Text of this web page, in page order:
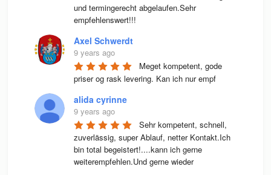
und termingerecht abgelaufen.Sehr
empfehlenswert!!!
Axel Schwerdt
9 years ago
Meget kompetent, gode
priser og rask levering. Kan ich nur empf
alida cyrinne
9 years ago
Sehr kompetent, schnell,
zuverlässig, super Ablauf, netter Kontakt.Ich
bin total begeistert!....kann ich gerne
weiterempfehlen.Und gerne wieder